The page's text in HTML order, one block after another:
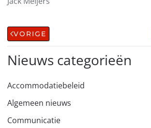
VORIGE
Nieuws categorieën
Accommodatiebeleid
Algemeen nieuws
Communicatie